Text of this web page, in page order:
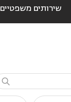
שירותים משפטיים
